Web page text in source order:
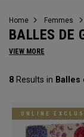
Home Femmes
BALLES DE
VIEW MORE
8 Results in
ONLINE